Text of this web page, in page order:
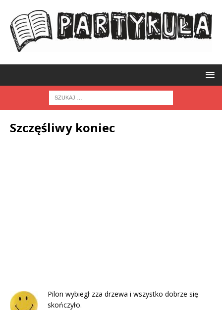
Szczęśliwy koniec
Pilon wybiegł zza drzewa i wszystko dobrze się
skończyło.